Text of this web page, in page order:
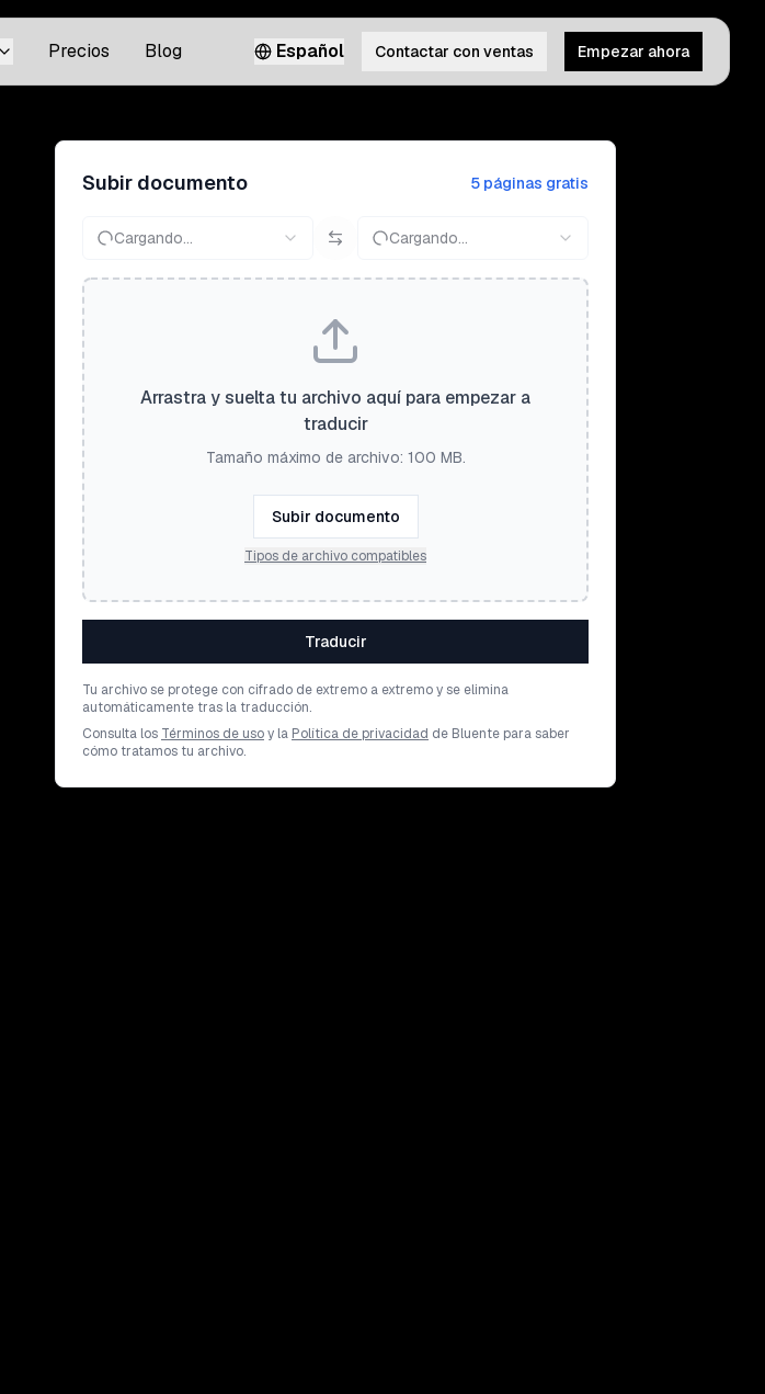
Precios Blog Español Contactar con ventas Empezar ahora
Subir documento 5 páginas gratis
Cargando... Cargando...
Arrastra y suelta tu archivo aquí para empezar a
traducir
Tamaño máximo de archivo: 100 MB.
Subir documento
Tipos de archivo compatibles
Traducir
Tu archivo se protege con cifrado de extremo a extremo y se elimina
automáticamente tras la traducción.
Consulta los Términos de usoy la Política de privacidad de Bluente para saber
cómo tratamos tu archivo.